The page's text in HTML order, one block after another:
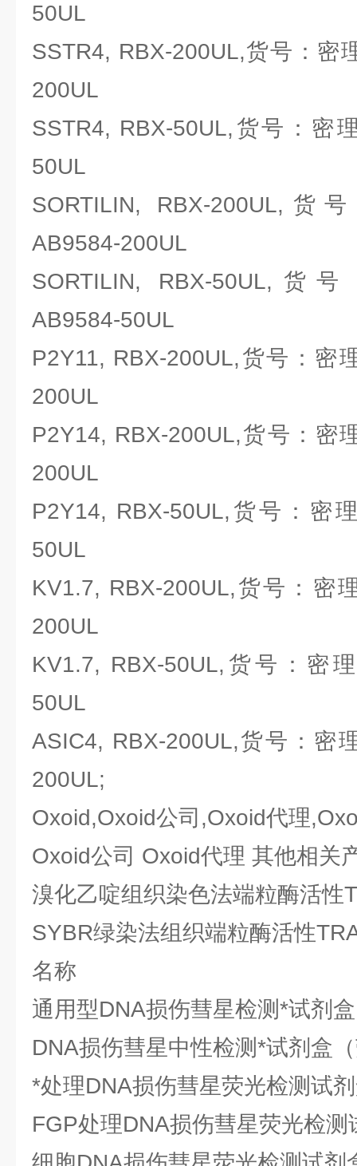
50UL
SSTR4, RBX-200UL,货号：密
200UL
SSTR4, RBX-50UL,货号：密
50UL
SORTILIN, RBX-200UL,货
AB9584-200UL
SORTILIN, RBX-50UL,货
AB9584-50UL
P2Y11, RBX-200UL,货号：密
200UL
P2Y14, RBX-200UL,货号：密
200UL
P2Y14, RBX-50UL,货号：密
50UL
KV1.7, RBX-200UL,货号：密
200UL
KV1.7, RBX-50UL,货号：密
50UL
ASIC4, RBX-200UL,货号：密
200UL;
Oxoid,Oxoid公司,Oxoid代理
Oxoid公司 Oxoid代理 其他相关
溴化乙啶组织染色法端粒酶活性
SYBR绿染法组织端粒酶活性
名称
通用型DNA损伤彗星检测*试剂
DNA损伤彗星中性检测*试剂盒
*处理DNA损伤彗星荧光检测试
FGP处理DNA损伤彗星荧光检测